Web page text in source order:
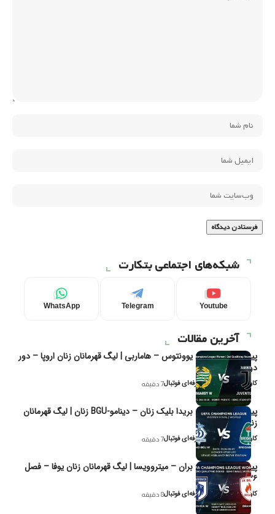
شبکه‌های اجتماعی بتکارت
Youtube
Telegram
WhatsApp
آخرین مقالات
پیش‌بینی و تحلیل یوونتوس – هاماربی | لیگ قهرمانان زنان اروپا – دور
دوم مرحله
کاوه نیک‌فر، تحلیل‌گر حرفه‌ای فوتبال7 دقیقه
پیش‌بینی و تحلیل بریدا بلیک زنان – دینامو-BGU زنان | لیگ قهرمانان
زنان یوفا
کاوه نیک‌فر، تحلیل‌گر حرفه‌ای فوتبال7 دقیقه
پیش‌بینی و تحلیل بران – میتروویسا | لیگ قهرمانان زنان یوفا – فصل
۲۰۲۶
کاوه نیک‌فر، تحلیل‌گر حرفه‌ای فوتبال8 دقیقه